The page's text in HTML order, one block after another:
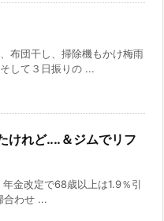
布団干し、掃除機もかけ梅雨
して３日振りの ...
けれど‥‥＆ジムでリフ
金改定で68歳以上は1.9％引
合わせ ...